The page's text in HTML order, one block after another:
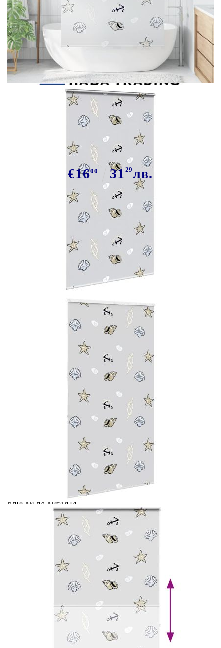
Ролетна щора за душ с касета
120x240 см Ширина на плата 116
см
€1600 31 29лв.
В наличност: 52 бр.
Време за доставка: 5 до 9 дни
Безплатна доставка до адрес при плащане по банков път
PEVA (полиетилен-винилацетат)
8721158353153
240 см
Морска звезда
Алуминий
116 см (допустимото отклонение е ±4
мм)
4 см
Купи на изплащане
Ролетна щора за душ с касета 120x240 см Ширина на
Please select credit institution
Extraction of information from credit institutions
Предоставената таблица е с информационна цел.
Добавете продукта в количката си с бутона "Добави в
количката" и при поръчка ще можете да изберете броя
вноски на кредита.
Acest tabel are caracter informativ. Adăugați produsul în
coșul de cumpărături unde veți putea selecta detaliile
cererii de creditare.
Предоставената таблица е с информационна цел.
Добавете продукта в количката си с бутона "Добави в
количката" и при поръчка ще можете да изберете броя
вноски на кредита.
Предоставената таблица е с информационна цел.
Добавете продукта в количката си с бутона "Добави в
количката" и при поръчка ще можете да изберете броя
вноски на кредита.